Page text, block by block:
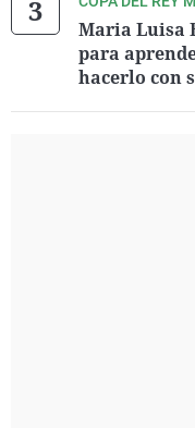
Maria Luisa
para
hacerlo con